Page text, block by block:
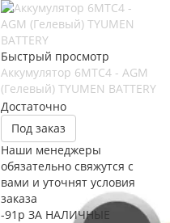
Быстрый просмотр
Аккумулятор 6МТС4 - AGM
(Гелевый) TYUMEN BATTERY
Достаточно
Под заказ
Наши менеджеры
обязательно свяжутся с
вами и уточнят условия
заказа
-91р ЗА НАЛИЧНЫЕ